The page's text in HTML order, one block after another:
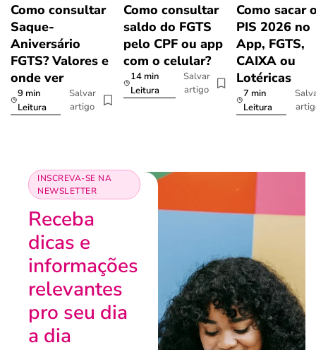
Como consultar
Saque-
Aniversário
FGTS? Valores e
onde ver
9 min
Leitura
Salvar
artigo
Como consultar
saldo do FGTS
pelo CPF ou app
com o celular?
14 min
Leitura
Salvar
artigo
Como sacar
PIS 2026 no
App, FGTS,
CAIXA ou
Lotéricas
7 min
Leitura
INSCREVA-SE NA
NEWSLETTER
Receba
dicas e
informações
relevantes
pro seu dia
a dia